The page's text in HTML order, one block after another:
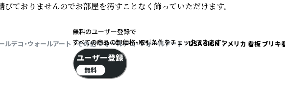
ておりませんのでお部屋を汚すことなく飾っていただけます。
ルデコ・ウォールアート その他 ウォールデコ・ウォールアート USA SIGN アメリカ 看板 ブリ
無料のユーザー登録で
すべての商品の卸価格・取引条件をチェックできます！
ユーザー登録
無料